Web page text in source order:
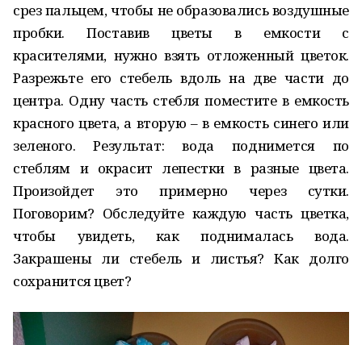
срез пальцем, чтобы не образовались воздушные
пробки. Поставив цветы в емкости с
красителями, нужно взять отложенный цветок.
Разрежьте его стебель вдоль на две части до
центра. Одну часть стебля поместите в емкость
красного цвета, а вторую – в емкость синего или
зеленого. Результат: вода поднимется по
стеблям и окрасит лепестки в разные цвета.
Произойдет это примерно через сутки.
Поговорим? Обследуйте каждую часть цветка,
чтобы увидеть, как поднималась вода.
Закрашены ли стебель и листья? Как долго
сохранится цвет?